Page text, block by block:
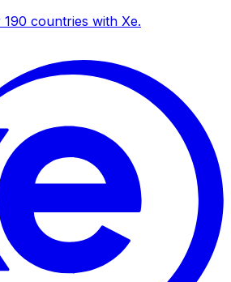
countries with Xe.